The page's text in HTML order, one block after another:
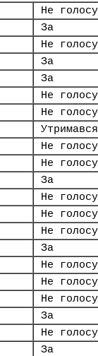
Не
За
Не
За
За
Не
Не
Утримався
Не
Не
За
Не
Не
Не
За
Не
Не
Не
За
Не
За